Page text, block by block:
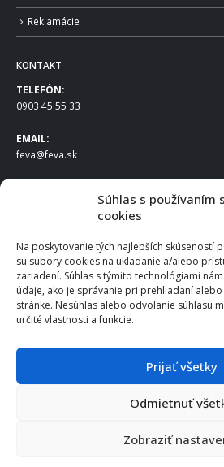
Súhlas s používaním
cookies
Na poskytovanie tých najlepších skúseností
sú súbory cookies na ukladanie a/alebo
zariadení. Súhlas s týmito technológiami
údaje, ako je správanie pri prehliadaní
stránke. Nesúhlas alebo odvolanie súhlasu
určité vlastnosti a funkcie.
Prijať všetky
Odmietnuť
Zobraziť
Reklamácie
KONTAKT
TELEFÓN:
0903 45 55 33
EMAIL:
feva@feva.sk
FEVA Slovakia SK s.r.o.
831 04 Bratislava
IČO: 50922688
DIČ: 2120539388
IČ DPH: SK2120539388
Po – Pia: 8:00 – 16:30